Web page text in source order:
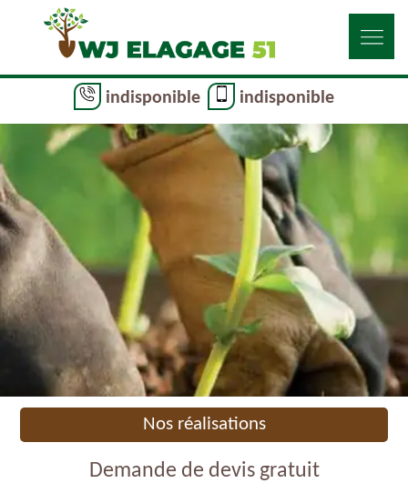
indisponible indisponible
Nos réalisations
Demande de devis gratuit